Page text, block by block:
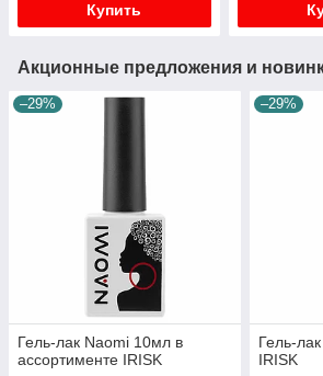
Купить
Акционные предложения и
–29%
Гель-лак Naomi 10мл в
ассортименте IRISK
–29%
Гель-
IRISK